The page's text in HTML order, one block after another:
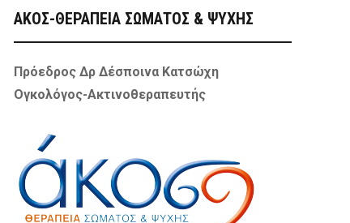
ΑΚΟΣ-ΘΕΡΑΠΕΙΑ ΣΩΜΑΤΟΣ & ΨΥΧΗΣ
Πρόεδρος Δρ Δέσποινα Κατσώχη
Ογκολόγος-Ακτινοθεραπευτής